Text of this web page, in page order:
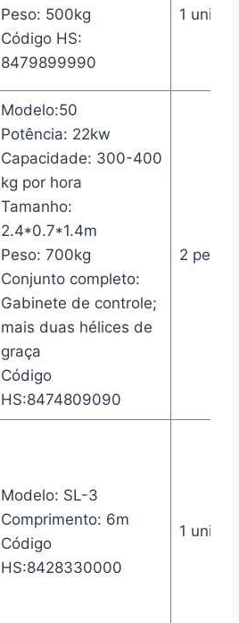
Peso: 500kg
Código HS:
8479899990
1
Modelo:50
Potência: 22kw
Capacidade: 300-400
kg por hora
Tamanho:
2.4*0.7*1.4m
Peso: 700kg
Conjunto completo:
Gabinete de controle;
mais duas hélices de
graça
Código
HS:8474809090
2 peças
Modelo: SL-3
Comprimento: 6m
Código
HS:8428330000
1